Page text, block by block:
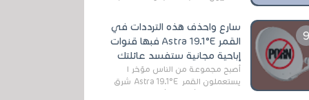
سارع واحذف هذه الترددات في
القمر Astra 19.1°E فبها قنوات
إباحية مجانية ستفسد عائلتك
أصبح مجموعة من الناس مؤخر ا
يستعملون القمر Astra 19.1°E شرق